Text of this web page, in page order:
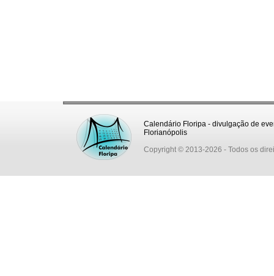
Calendário Floripa - divulgação de
Florianópolis
Copyright © 2013-2026 - Todos os